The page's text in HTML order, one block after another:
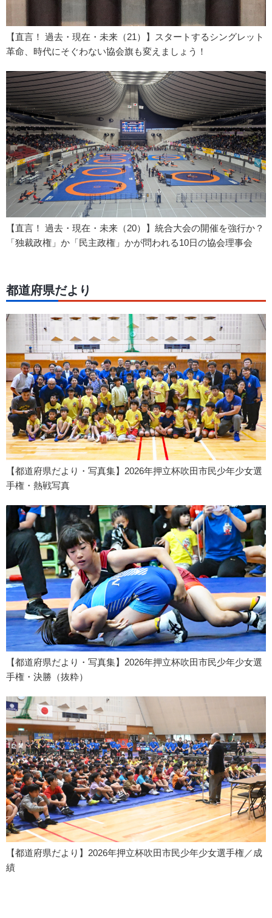
【直言！ 過去・現在・未来（21）】スタートするシングレット
革命、時代にそぐわない協会旗も変えましょう！
【直言！ 過去・現在・未来（20）】統合大会の開催を強行か？
「独裁政権」か「民主政権」かが問われる10日の協会理事会
都道府県だより
【都道府県だより・写真集】2026年押立杯吹田市民少年少女選
手権・熱戦写真
【都道府県だより・写真集】2026年押立杯吹田市民少年少女選
手権・決勝（抜粋）
【都道府県だより】2026年押立杯吹田市民少年少女選手権／成
績